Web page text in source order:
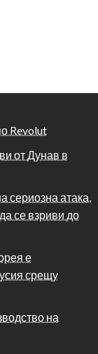
Revolut
от Дунав в
сериозна атака,
се взриви до
е
срещу
на